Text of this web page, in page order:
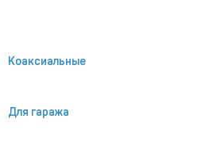
Коаксиальные
Для гаража